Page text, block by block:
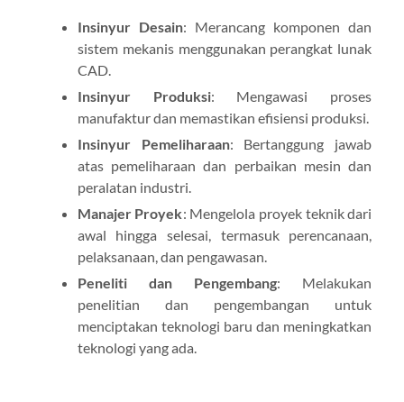
Insinyur Desain: Merancang komponen dan
sistem mekanis menggunakan perangkat lunak
CAD.
Insinyur Produksi: Mengawasi proses
manufaktur dan memastikan efisiensi produksi.
Insinyur Pemeliharaan: Bertanggung jawab
atas pemeliharaan dan perbaikan mesin dan
peralatan industri.
Manajer Proyek: Mengelola proyek teknik dari
awal hingga selesai, termasuk perencanaan,
pelaksanaan, dan pengawasan.
Peneliti dan Pengembang: Melakukan
penelitian dan pengembangan untuk
menciptakan teknologi baru dan meningkatkan
teknologi yang ada.